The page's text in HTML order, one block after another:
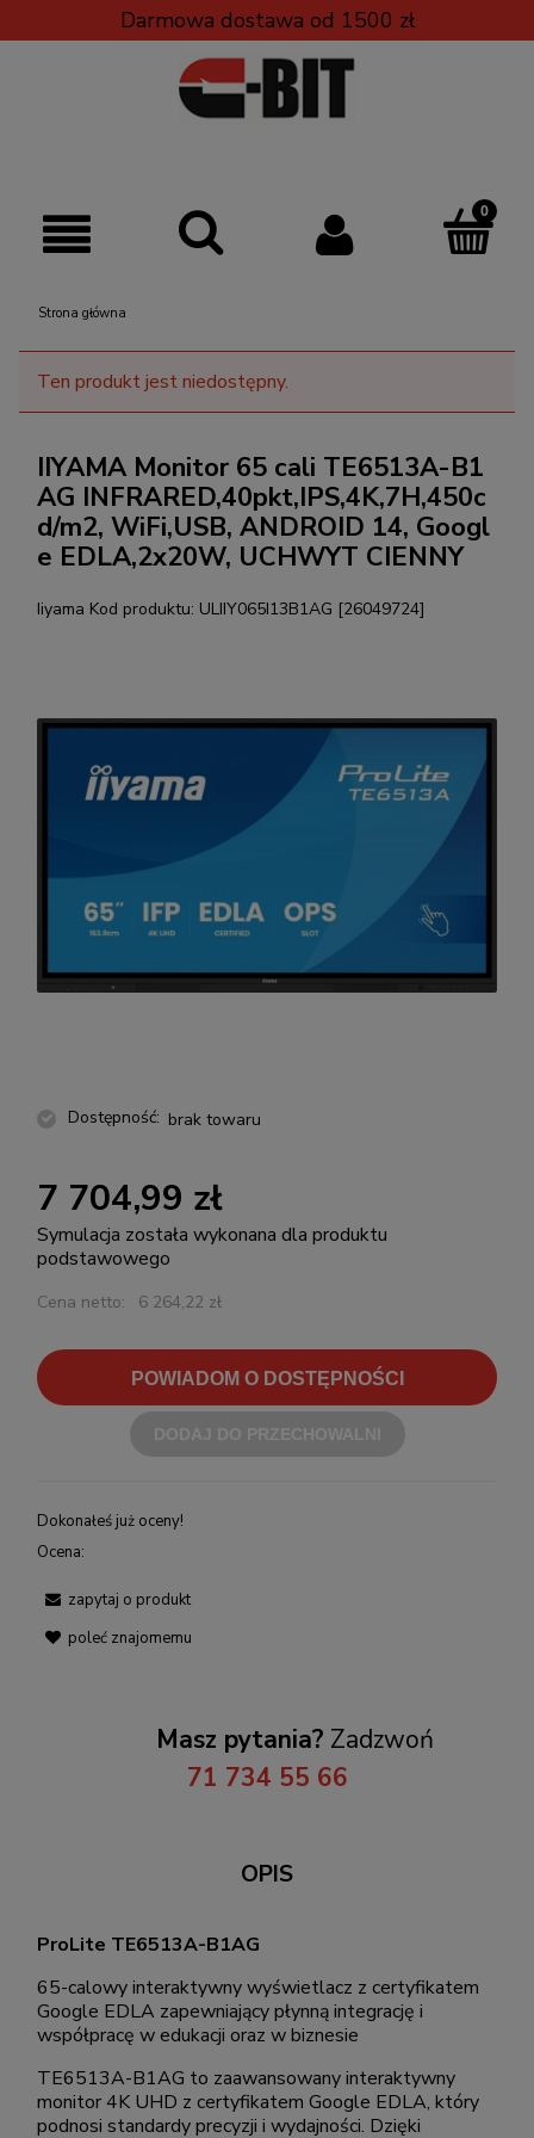
Darmowa dostawa od 1500 zł
Strona główna
Ten produkt jest niedostępny.
IIYAMA Monitor 65 cali TE6513A-B1
AG INFRARED,40pkt,IPS,4K,7H,450c
d/m2, WiFi,USB, ANDROID 14, Googl
e EDLA,2x20W, UCHWYT CIENNY
Iiyama Kod produktu: ULIIY065I13B1AG [26049724]
Dostępność: brak towaru
7 704,99 zł
Symulacja została wykonana dla produktu
podstawowego
Cena netto: 6 264,22 zł
POWIADOM O DOSTĘPNOŚCI
Dokonałeś już oceny!
Ocena:
zapytaj o produkt
poleć znajomemu
Masz pytania? Zadzwoń
71 734 55 66
OPIS
ProLite TE6513A-B1AG
65-calowy interaktywny wyświetlacz z certyfikatem
Google EDLA zapewniający płynną integrację i
współpracę w edukacji oraz w biznesie
TE6513A-B1AG to zaawansowany interaktywny
monitor 4K UHD z certyfikatem Google EDLA, który
podnosi standardy precyzji i wydajności. Dzięki